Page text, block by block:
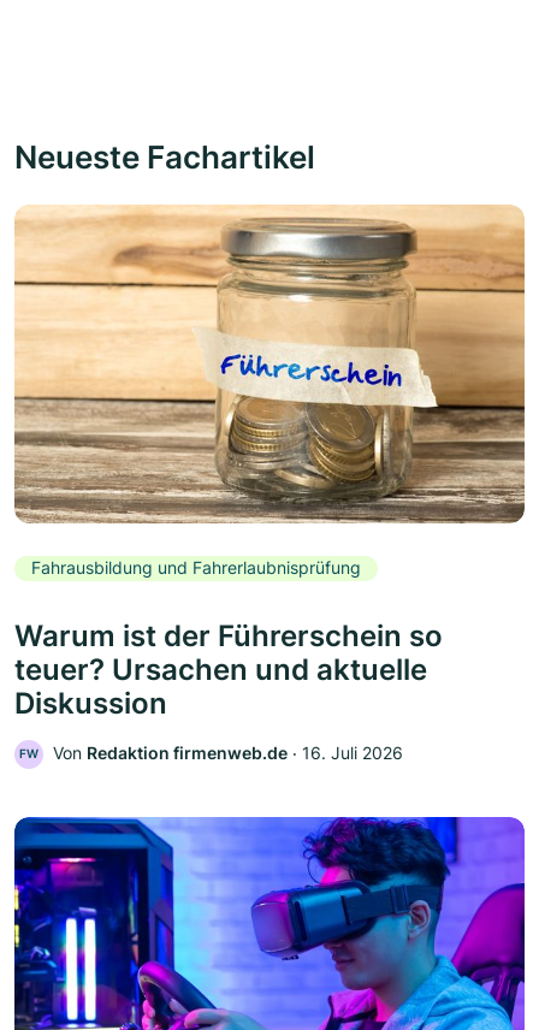
Neueste Fachartikel
Fahrausbildung und Fahrerlaubnisprüfung
Warum ist der Führerschein so
teuer? Ursachen und aktuelle
Diskussion
FW Von Redaktion firmenweb.de ‧ 16. Juli 2026